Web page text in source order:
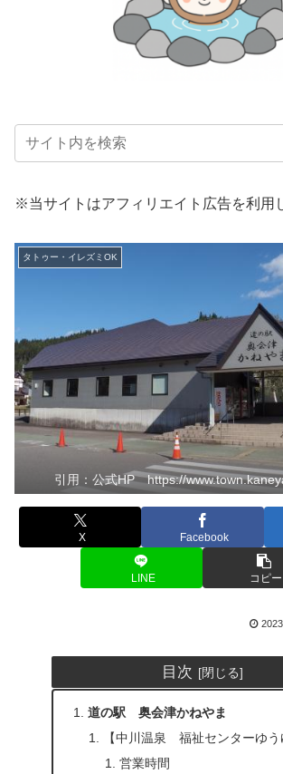
※当サイトはアフィリエイト広告を利用
タトゥー・イレズミOK
引用：公式HP https://
X Facebook
LINE コピー
目次
道の駅 奥会津かねやま
【中川温泉 福祉センターゆう
営業時間